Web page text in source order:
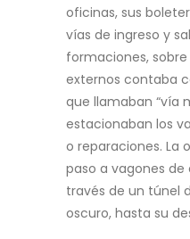
oficinas, sus
vías de ingreso y
formaciones,
externos contaba
que llamaban “vía
estacionaban los
o reparaciones. La
paso a vagones
través de un túnel
oscuro, hasta su